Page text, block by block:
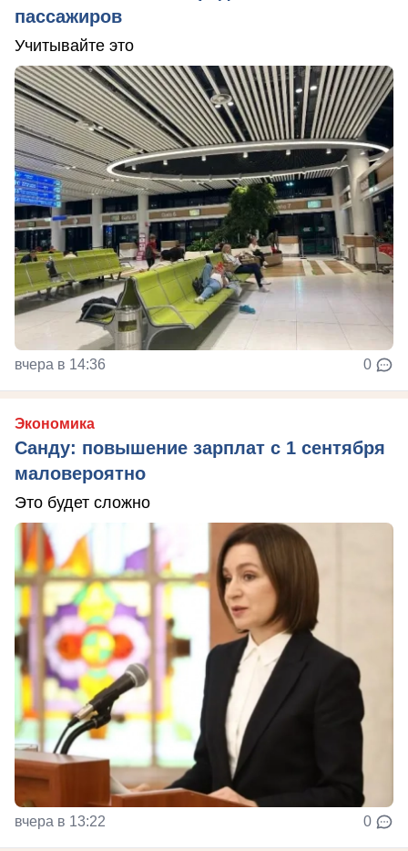
пассажиров
Учитывайте это
вчера в 14:36 0
Экономика
Санду: повышение зарплат с 1 сентября
маловероятно
Это будет сложно
вчера в 13:22 0